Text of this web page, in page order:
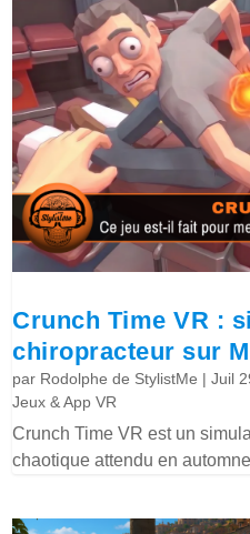
Crunch Time VR :
chiropracteur sur
par Rodolphe de StylistMe |Juil
Jeux & App VR
Crunch Time VR est un
chaotique attendu en